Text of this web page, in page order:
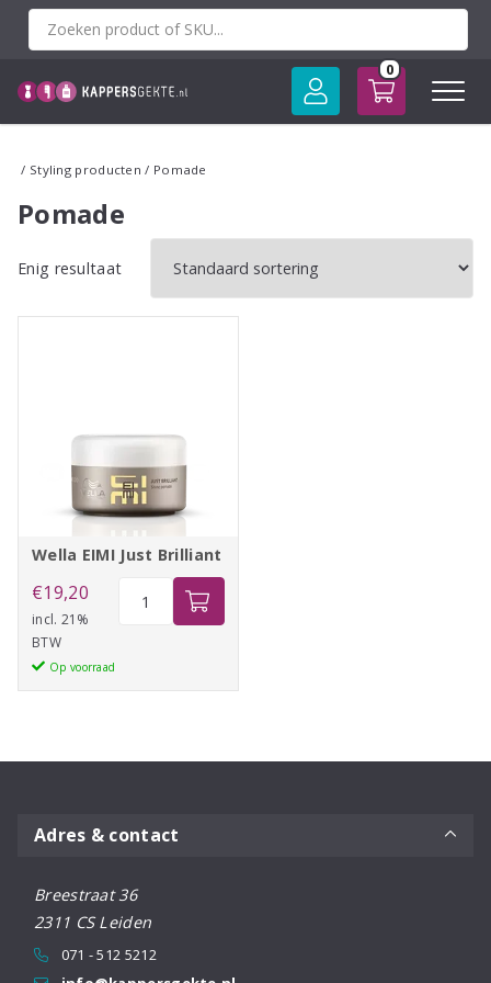
Spring
0
/ Styling producten / Pomade
Pomade
Enig resultaat
Wella EIMI Just Brilliant
€19,20
incl. 21%
BTW
Op voorraad
Adres & contact
Breestraat 36
2311 CS Leiden
071 - 512 5212